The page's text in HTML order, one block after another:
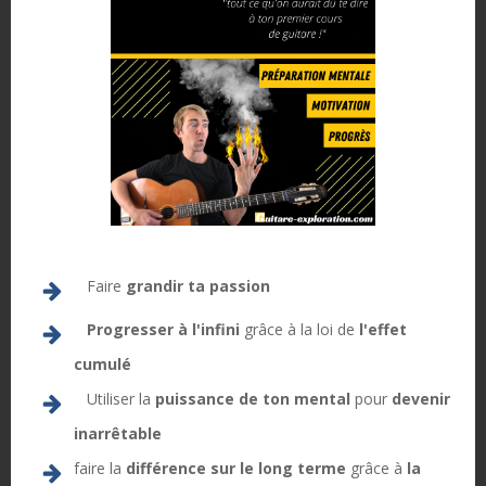
2. Choisir un professeur
inspirant
Si tu prends des cours, choisis un professeur dont
jeu t’inspire réellement.
Quand tu le vois jouer, tu dois penser :
Un professeur n’est pas là pour rassurer, mais pour
montrer une direction claire
3. Utiliser Internet
Faire grandir ta passion
Progresser à l'infini grâce à la loi de l'effet
cumulé
Utiliser la puissance de ton mental pour devenir
inarrêtable
faire la différence sur le long terme grâce à la